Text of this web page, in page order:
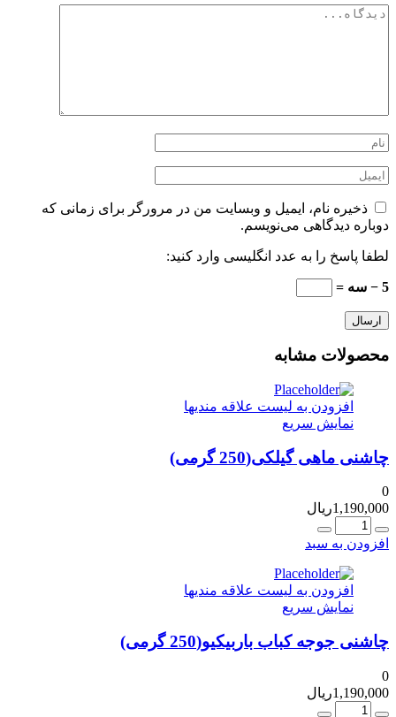
ذخیره نام، ایمیل و وبسایت من در مرورگر برای زمانی که
دوباره دیدگاهی می‌نویسم.
لطفا پاسخ را به عدد انگلیسی وارد کنید:
محصولات مشابه
افزودن به لیست علاقه مندیها
نمایش سریع
چاشنی ماهی گیلکی(250 گرمی)
1,190,000ریال
تعداد
افزودن به سبد
افزودن به لیست علاقه مندیها
نمایش سریع
چاشنی جوجه کباب باربیکیو(250 گرمی)
1,190,000 ریال
تعداد